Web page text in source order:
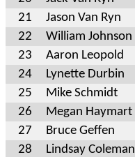
21
Jason Van Ryn
22
William Johnson
23
Aaron Leopold
24
Lynette Durbin
25
Mike Schmidt
26
Megan Haymart
27
Bruce Geffen
28
Lindsay Coleman